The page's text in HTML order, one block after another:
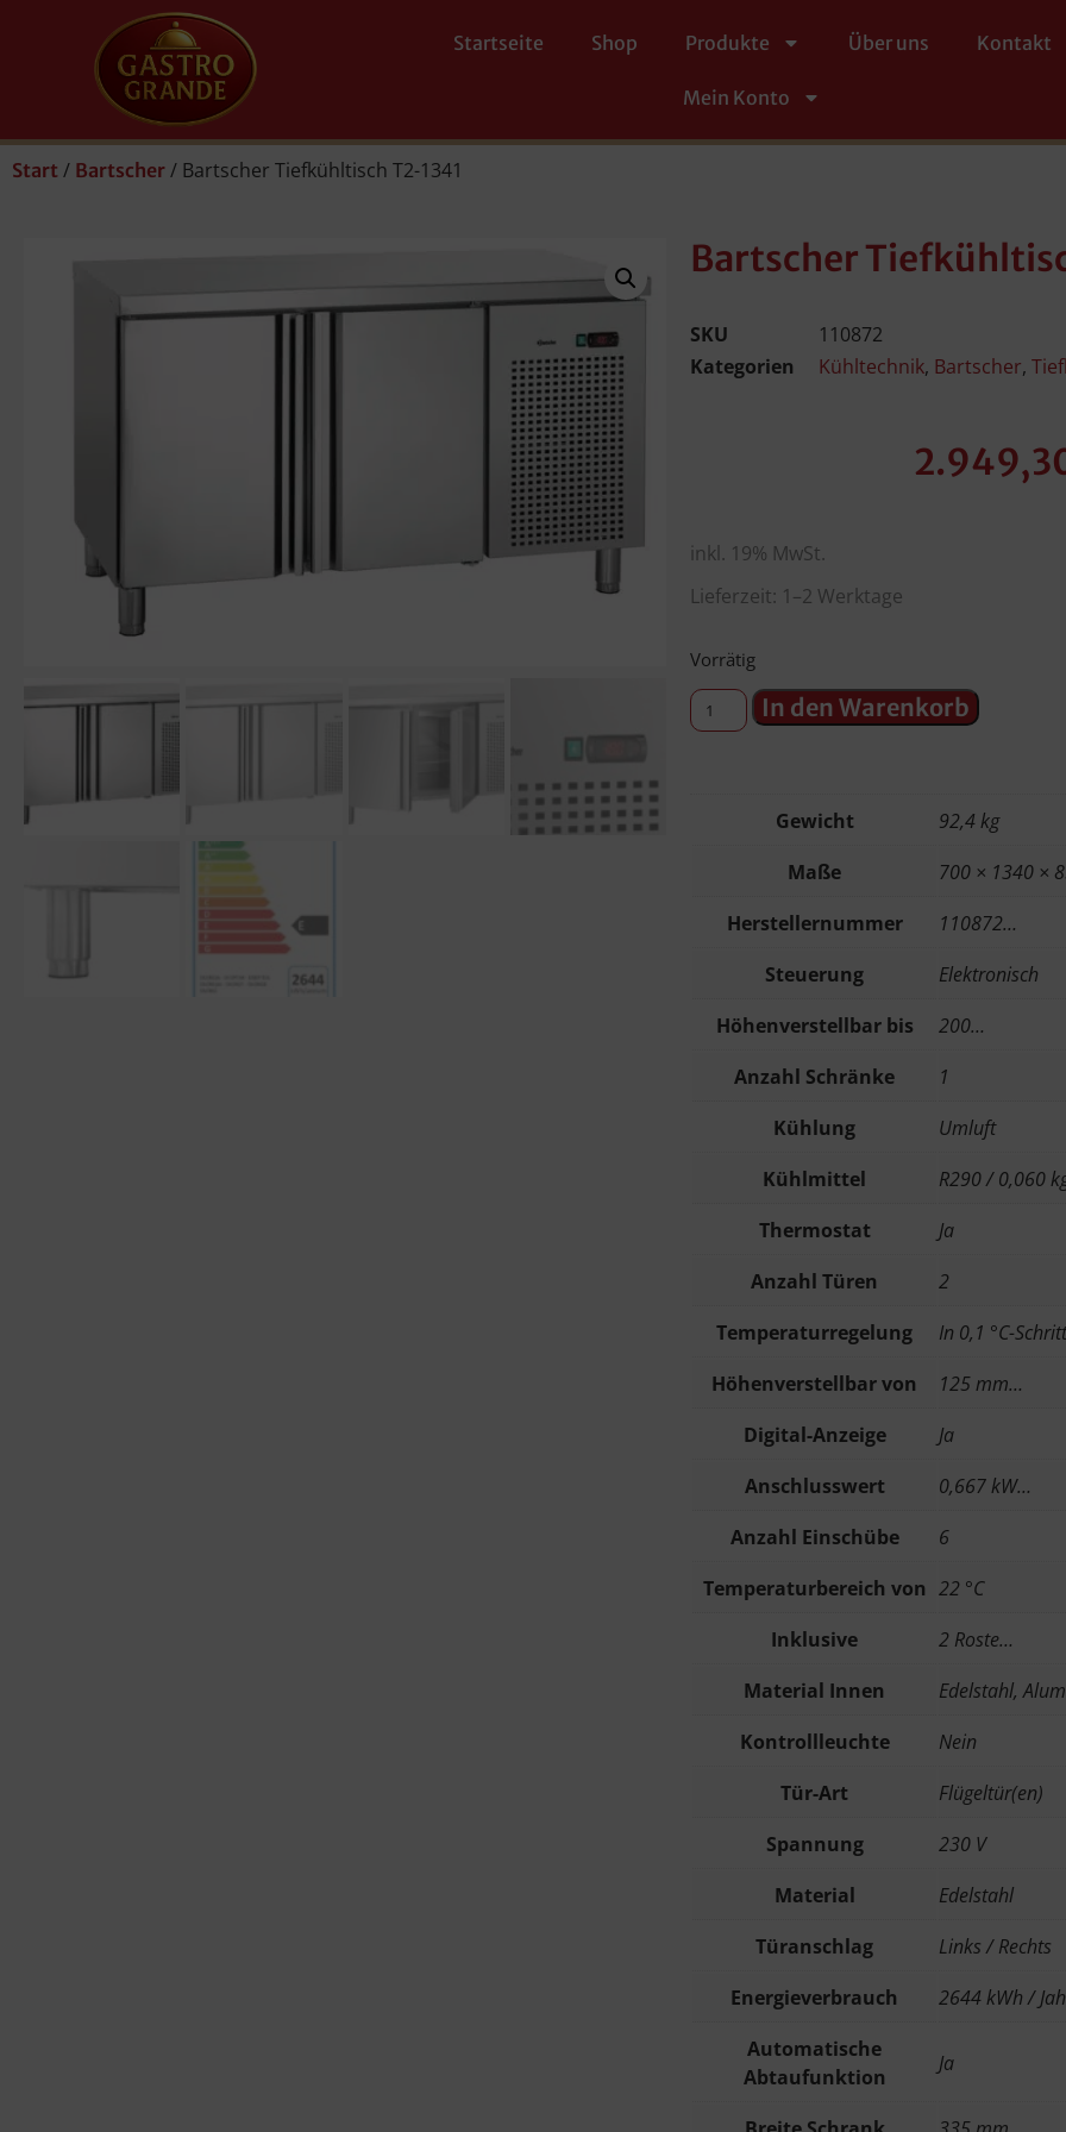
Startseite Shop Produkte Über uns Kontakt
Mein Konto
Start / Bartscher / Bartscher Tiefkühltisch T2-1341
Bartscher
SKU
110872
Kategorien
Kühltechnik, Bartscher,
inkl. 19% MwSt.
Lieferzeit: 1–2 Werktage
Vorrätig
In den Warenkorb
Gewicht
92,4 kg
Maße
700 × 1340 ×
Herstellernummer
110872…
Steuerung
Elektronisch
Höhenverstellbar bis
200…
Anzahl Schränke
1
Kühlung
Umluft
Kühlmittel
R290 / 0,060
Thermostat
Ja
Anzahl Türen
2
Temperaturregelung
In 0,1 °C-
Höhenverstellbar von
125 mm…
Digital-Anzeige
Ja
Anschlusswert
0,667 kW…
Anzahl Einschübe
6
Temperaturbereich von 22 °C
Inklusive
2 Roste…
Material Innen
Edelstahl,
Kontrollleuchte
Nein
Tür-Art
Flügeltür(en)
Spannung
230 V
Material
Edelstahl
Türanschlag
Links / Rechts
Energieverbrauch
2644 kWh /
Automatische
Abtaufunktion
Ja